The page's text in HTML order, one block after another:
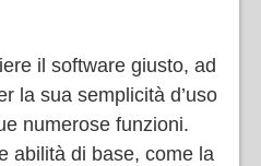
il software giusto, ad
la sua semplicità d’uso
numerose funzioni.
abilità di base, come la